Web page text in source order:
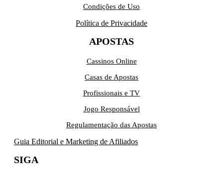
Condições de Uso
Política de Privacidade
APOSTAS
Cassinos Online
Casas de Apostas
Profissionais e TV
Jogo Responsável
Regulamentação das Apostas
Guia Editorial e Marketing de Afiliados
SIGA